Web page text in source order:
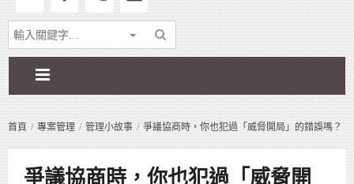
首頁 專案管理 管理小故事 爭議協商時，你也犯過「威脅開局」的錯誤嗎？
爭議協商時，你也犯過「威脅開